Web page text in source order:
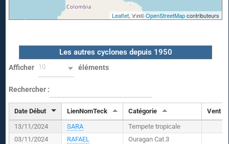
Leaflet, \r\n©OpenStreetMapcontributeurs
Les autres cyclones depuis 1950
Afficher 10 éléments
Rechercher :
Date Début LienNomTeck Catégorie Vent (
13/11/2024
SARA
Tempete tropicale
03/11/2024
RAFAEL
Ouragan Cat.3